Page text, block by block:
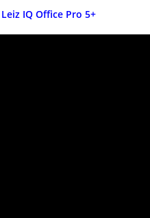
Leiz IQ Office Pro 5+